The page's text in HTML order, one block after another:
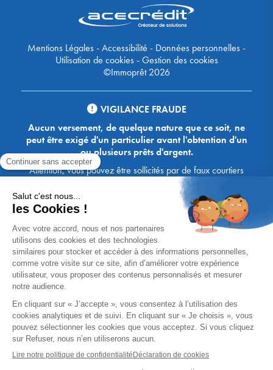
Mentions Légales-Accessibilité - Données personnelles-
Utilisation de cookies-Gestion des cookies
©Immoprêt 2026
VIGILANCE FRAUDE
Aucun versement, de quelque nature que ce soit, ne
peut être exigé d'un particulier avant l'obtention d'un
ou plusieurs prêts d'argent.
Attention, vous pouvez être sollicités par de faux courtiers
Ace Crédit / Immoprêt, qui vous proposent de bénéficier de
crédits, en vous demandant de transmettre des documents,
des fonds, des coordonnées bancaires, etc. Soyez vigilants :
Immoprêt ne demande jamais à ses clients de virer sur ses
comptes des sommes prêtées par les banques, à l'exception
des honoraires des agences. Les courtiers Ace Crédit /
Immoprêt vous écrivent toujours d'une adresse mail
xxxx@acecredit.fr ou xxxx@immopret.fr.
* Taux fixe national hors assurance, pouvant varier selon votre région et
dossier. Exemple représentatif pour un montant emprunté de 200 000 €.
Taux débiteur fixe de 2.85 % et TAEG fixe (hors frais) de 3.21 % (taux
assurance emprunteur de 0,36%) sur 15 ans. 180 mensualités de
1 426,78 € (dont 60,00 € d'assurance). Coût total du crédit (hors frais) :
56 820,53 €. Montant total dû (hors frais) : 256 820,53 €.